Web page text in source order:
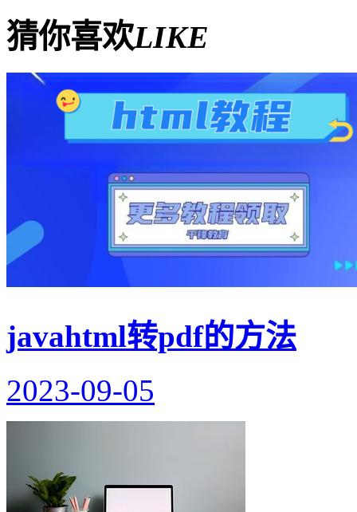
猜你喜欢LIKE
javahtml转pdf的方法
2023-09-05